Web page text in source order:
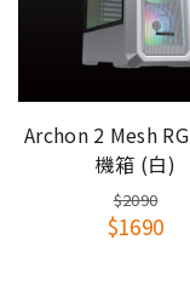
2.如組裝後不滿
件是一次性組
Archon 2 Mesh
機箱 (白)
$2090
$1690